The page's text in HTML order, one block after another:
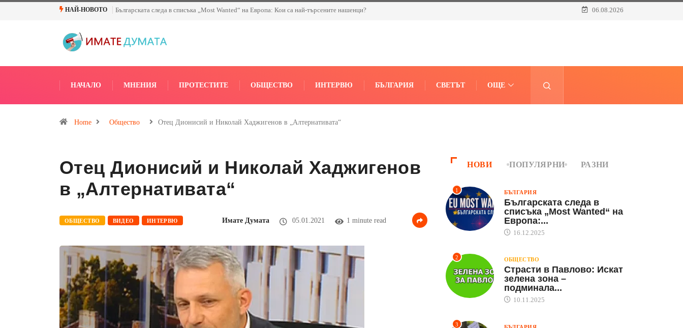
НАЙ-НОВОТО Българската следа в списъка „Most Wanted“ на Европа: Кои са най-търсените нашенци? 06.08.2026
НАЧАЛО МНЕНИЯ ПРОТЕСТИТЕ ОБЩЕСТВО ИНТЕРВЮ БЪЛГАРИЯ СВЕТЪТ ОЩЕ
Home Общество Отец Дионисий и Николай Хаджигенов в „Алтернативата“
Отец Дионисий и Николай Хаджигенов
в „Алтернативата“
ОБЩЕСТВО ВИДЕО ИНТЕРВЮ Имате Думата 05.01.2021 1 minute read
НОВИ ПОПУЛЯРНИ РАЗНИ
1 БЪЛГАРИЯ
Българската следа в
списъка „Most Wanted“ на
Европа:...
16.12.2025
2 ОБЩЕСТВО
Страсти в Павлово: Искат
зелена зона –
подминала...
10.11.2025
3